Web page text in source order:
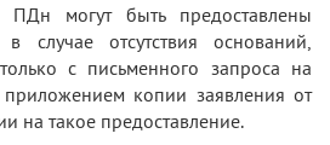
могут быть предоставлены
случае отсутствия оснований,
с письменного запроса на
копии заявления от
на такое предоставление.